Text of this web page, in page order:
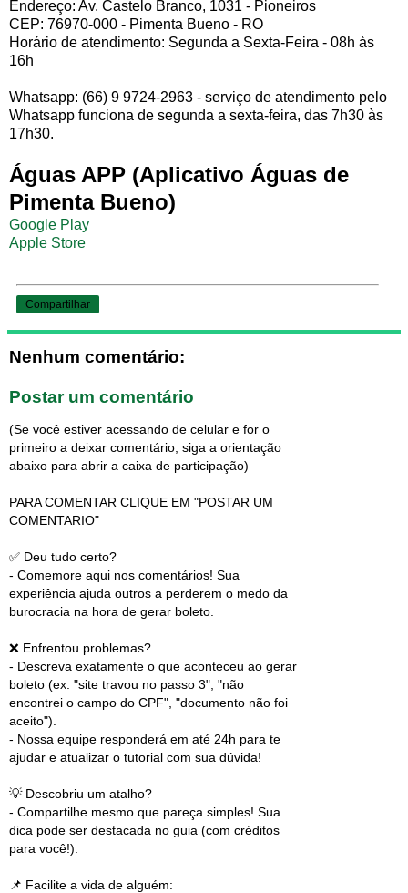
Endereço: Av. Castelo Branco, 1031 - Pioneiros
CEP: 76970-000 - Pimenta Bueno - RO
Horário de atendimento: Segunda a Sexta-Feira - 08h às
16h
Whatsapp: (66) 9 9724-2963 - serviço de atendimento pelo
Whatsapp funciona de segunda a sexta-feira, das 7h30 às
17h30.
Águas APP (Aplicativo Águas de
Pimenta Bueno)
Google Play
Apple Store
Compartilhar
Nenhum comentário:
Postar um comentário
(Se você estiver acessando de celular e for o
primeiro a deixar comentário, siga a orientação
abaixo para abrir a caixa de participação)
PARA COMENTAR CLIQUE EM "POSTAR UM
COMENTARIO"
✅ Deu tudo certo?
- Comemore aqui nos comentários! Sua
experiência ajuda outros a perderem o medo da
burocracia na hora de gerar boleto.
❌ Enfrentou problemas?
- Descreva exatamente o que aconteceu ao gerar
boleto (ex: "site travou no passo 3", "não
encontrei o campo do CPF", "documento não foi
aceito").
- Nossa equipe responderá em até 24h para te
ajudar e atualizar o tutorial com sua dúvida!
💡 Descobriu um atalho?
- Compartilhe mesmo que pareça simples! Sua
dica pode ser destacada no guia (com créditos
para você!).
📌 Facilite a vida de alguém: